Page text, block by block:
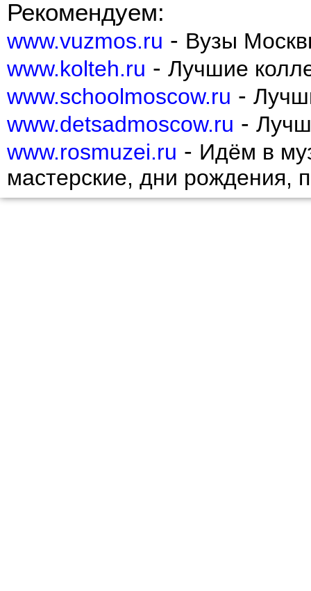
Рекомендуем:
www.vuzmos.ru - Вузы
www.kolteh.ru - Лучшие
www.schoolmoscow.ru -
www.detsadmoscow.ru -
www.rosmuzei.ru - Идём в
мастерские, дни рождения,